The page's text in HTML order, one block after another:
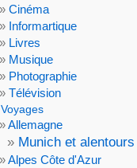
Cinéma
Informartique
Livres
Musique
Photographie
Télévision
Voyages
Allemagne
Munich et alentours
Alpes Côte d'Azur